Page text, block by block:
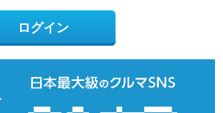
ログイン